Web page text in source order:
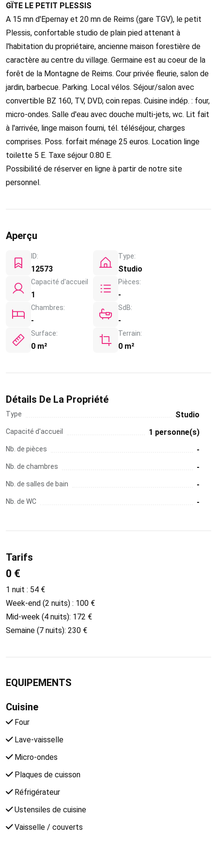
GÏTE LE PETIT PLESSIS
A 15 mn d'Epernay et 20 mn de Reims (gare TGV), le petit
Plessis, confortable studio de plain pied attenant à
l'habitation du propriétaire, ancienne maison forestière de
caractère au centre du village. Germaine est au coeur de la
forêt de la Montagne de Reims. Cour privée fleurie, salon de
jardin, barbecue. Parking. Local vélos. Séjour/salon avec
convertible BZ 160, TV, DVD, coin repas. Cuisine indép. : four,
micro-ondes. Salle d'eau avec douche multi-jets, wc. Lit fait
à l'arrivée, linge maison fourni, tél. téléséjour, charges
comprises. Poss. forfait ménage 25 euros. Location linge
toilette 5 E. Taxe séjour 0.80 E.
Possibilité de réserver en ligne à partir de notre site
personnel.
Aperçu
ID:
12573
Type:
Studio
Capacité d'accueil
1
Pièces:
-
Chambres:
-
SdB:
-
Surface:
0 m²
Terrain:
0 m²
Détails De La Propriété
Type Studio
Capacité d'accueil 1 personne(s)
Nb. de pièces -
Nb. de chambres -
Nb. de salles de bain -
Nb. de WC -
Tarifs
0 €
1 nuit : 54 €
Week-end (2 nuits) : 100 €
Mid-week (4 nuits): 172 €
Semaine (7 nuits): 230 €
EQUIPEMENTS
Cuisine
Four
Lave-vaisselle
Micro-ondes
Plaques de cuisson
Réfrigérateur
Ustensiles de cuisine
Vaisselle / couverts